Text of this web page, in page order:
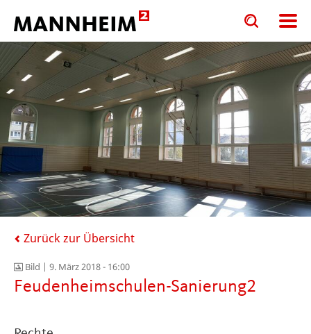
Toggle
search
input
form
Toggle
search
input
Zurück zur Übersicht
Bild | 9. März 2018 - 16:00
Feudenheimschulen-Sanierung2